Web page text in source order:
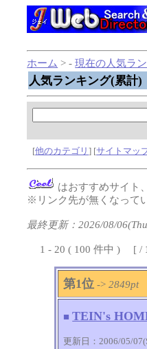
ホーム > -現在の人気ラ
人気ランキング(累計)
[他のカテゴリ] [サイトマッ
はおすすめサイト
※リンク先が無くなって
最終更新：2026/08/
1 - 20 ( 100 件中 ) [ /
第1位 ->2849pt
■ TEIN's
更新日：2006/05/